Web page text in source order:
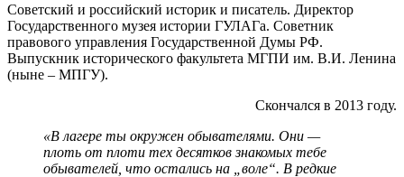
Советский и российский историк и писатель. Директор
Государственного музея истории ГУЛАГа. Советник
правового управления Государственной Думы РФ.
Выпускник исторического факультета МГПИ им. В.И. Ленина
(ныне – МПГУ).
Скончался в 2013 году.
«В лагере ты окружен обывателями. Они —
плоть от плоти тех десятков знакомых тебе
обывателей, что остались на „воле“. В редкие